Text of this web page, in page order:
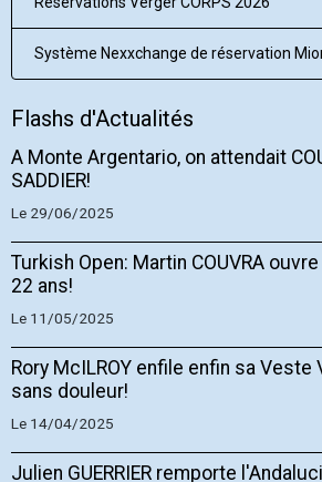
Système Nexxchange de réservation
Flashs d'Actualités
A Monte Argentario, on attendait
SADDIER!
Le 29/06/2025
Turkish Open: Martin COUVRA
22 ans!
Le 11/05/2025
Rory McILROY enfile enfin sa Veste
sans douleur!
Le 14/04/2025
Julien GUERRIER remporte